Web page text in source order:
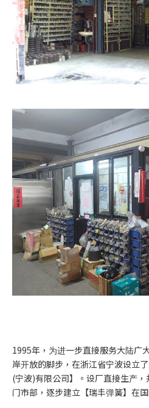
1995年，为进一步直接服务大陆广
岸开放的脚步，在浙江省宁波设立
(宁波)有限公司】。设厂直接生产
门市部，逐步建立【瑞丰弹簧】在